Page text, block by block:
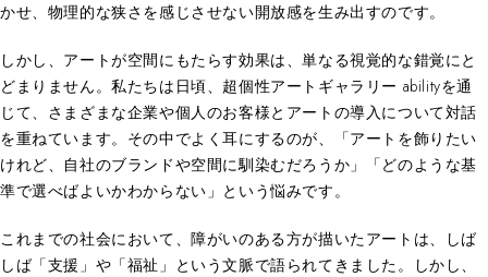
かせ、物理的な狭さを感じさせない開放感を生み出すのです。
しかし、アートが空間にもたらす効果は、単なる視覚的な錯覚にと
どまりません。私たちは日頃、超個性アートギャラリー abilityを通
じて、さまざまな企業や個人のお客様とアートの導入について対話
を重ねています。その中でよく耳にするのが、「アートを飾りたい
けれど、自社のブランドや空間に馴染むだろうか」「どのような基
準で選べばよいかわからない」という悩みです。
これまでの社会において、障がいのある方が描いたアートは、しば
しば「支援」や「福祉」という文脈で語られてきました。しかし、